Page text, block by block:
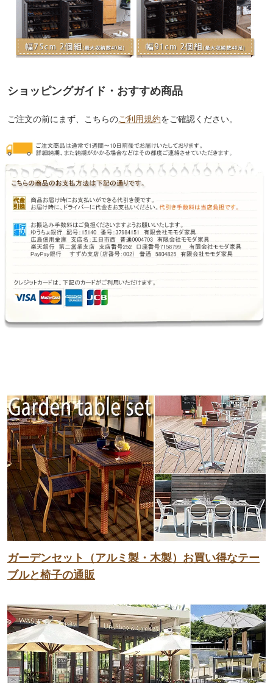
ショッピングガイド・おすすめ商品
ご注文の前にまず、こちらのご利用規約をご確認ください。
ガーデンセット（アルミ製・木製）お買い得なテー
ブルと椅子の通販